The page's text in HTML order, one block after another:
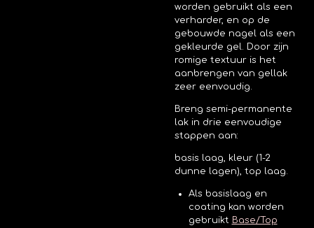
worden gebruikt als een
verharder, en op de
gebouwde nagel als een
gekleurde gel. Door zijn
romige textuur is het
aanbrengen van gellak
zeer eenvoudig.
Breng semi-permanente
lak in drie eenvoudige
stappen aan:
basis laag, kleur (1-2
dunne lagen), top laag.
Als basislaag en
coating kan worden
gebruikt Base/Top